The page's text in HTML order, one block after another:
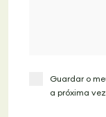
Guardar o
a próxima